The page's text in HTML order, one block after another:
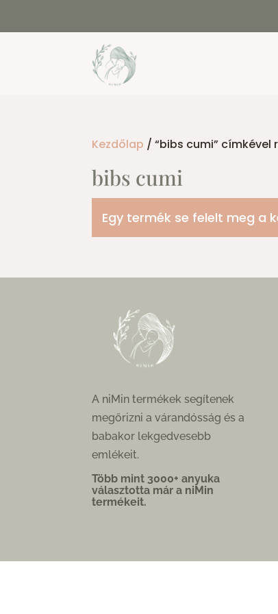
Kezdőlap / “bibs cumi” címkével
bibs cumi
Egy termék se felelt meg a
A niMin termékek segítenek
megőrizni a várandósság és a
babakor lekgedvesebb
emlékeit.
Több mint 3000+ anyuka
választotta már a niMin
termékeit.